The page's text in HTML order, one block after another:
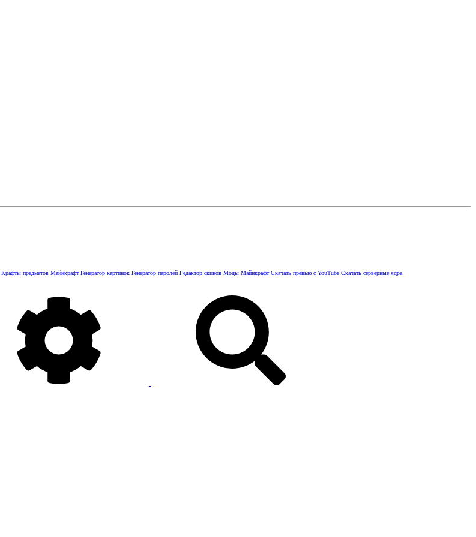
Крафты предметов Майнкрафт Генератор картинок Генератор паролей Редактор скинов Моды Майнкрафт Скачать превью с YouTube Скачать серверные ядра